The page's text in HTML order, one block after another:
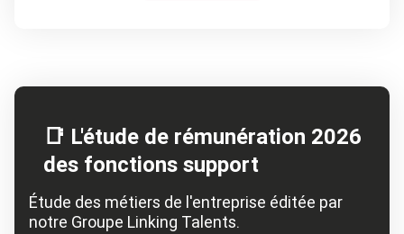
📑 L'étude de rémunération 2026
des fonctions support
Étude des métiers de l'entreprise éditée par
notre Groupe Linking Talents.